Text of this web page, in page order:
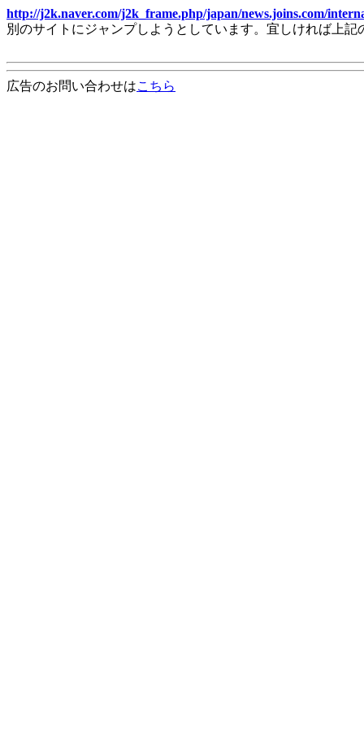
http://j2k.naver.com/j2k_frame.php/japan/news.joins.com/
別のサイトにジャンプしようとしています。宜しければ上
広告のお問い合わせはこちら